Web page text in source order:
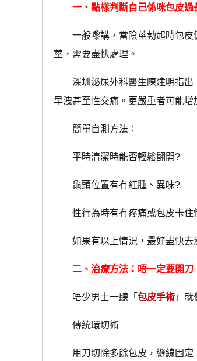
一、點樣判斷自己係咪包皮過
一般嚟講，當陰莖勃起時包皮
莖，需要盡快處理。
深圳泌尿外科醫生陳建明指出
早洩甚至性交痛。更嚴重者可能增
簡單自測方法：
平時清潔時能否輕鬆翻開?
龜頭位置有冇紅腫、異味?
性行為時有冇疼痛或包皮卡住
如果有以上情況，最好盡快去
二、治療方法：唔一定要開刀
唔少男士一聽「包皮手術 」
傳統環切術
用刀切除多餘包皮，縫線固定